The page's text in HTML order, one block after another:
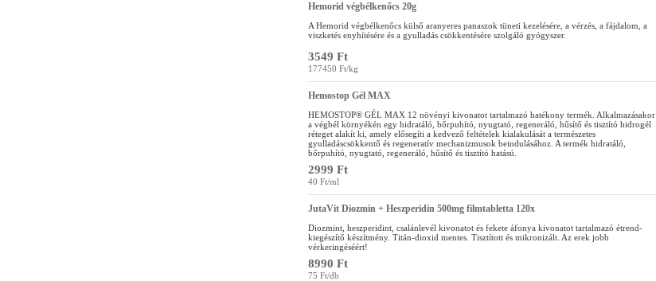
Hemorid végbélkenőcs 20g
A Hemorid végbélkenőcs külső aranyeres panaszok tüneti kezelésére, a vérzés, a fájdalom, a
viszketés enyhítésére és a gyulladás csökkentésére szolgáló gyógyszer.
3549 Ft
177450 Ft/kg
Hemostop Gél MAX
HEMOSTOP® GÉL MAX 12 növényi kivonatot tartalmazó hatékony termék. Alkalmazásakor
a végbél környékén egy hidratáló, bőrpuhító, nyugtató, regeneráló, hűsítő és tisztító hidrogél
réteget alakít ki, amely elősegíti a kedvező feltételek kialakulását a természetes
gyulladáscsökkentő és regeneratív mechanizmusok beindulásához. A termék hidratáló,
bőrpuhító, nyugtató, regeneráló, hűsítő és tisztító hatású.
2999 Ft
40 Ft/ml
JutaVit Diozmin + Heszperidin 500mg filmtabletta 120x
Diozmint, heszperidint, csalánlevél kivonatot és fekete áfonya kivonatot tartalmazó étrend-
kiegészítő készítmény. Titán-dioxid mentes. Tisztított és mikronizált. Az erek jobb
vérkeringéséért!
8990 Ft
75 Ft/db